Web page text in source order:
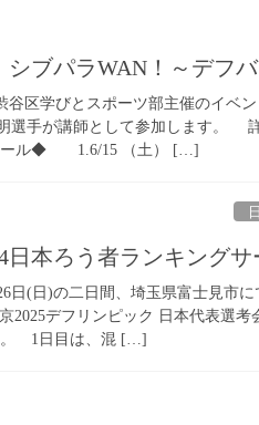
シブパラWAN！～デフ
谷区学びとスポーツ部主催のイベ
選手が講師として参加します。
ール◆ 1.6/15 （土） […]
日本ろう者ランキング
日(日)の二日間、埼玉県富士見市に
2025デフリンピック 日本代表選
。 1日目は、混 […]